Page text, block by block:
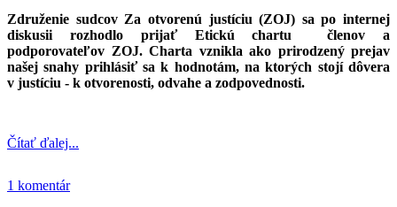
Združenie sudcov Za otvorenú justíciu (ZOJ) sa po internej
diskusii rozhodlo prijať Etickú chartu členov a
podporovateľov ZOJ. Charta vznikla ako prirodzený prejav
našej snahy prihlásiť sa k hodnotám, na ktorých stojí dôvera
v justíciu - k otvorenosti, odvahe a zodpovednosti.
Čítať ďalej...
1 komentár